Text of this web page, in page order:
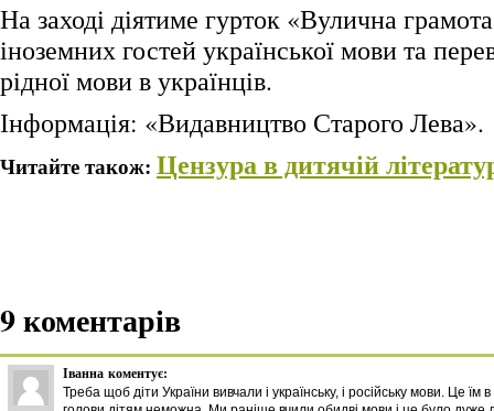
На заході діятиме гурток «Вулична
іноземних гостей української мови та
рідної мови в українців.
Інформація: «Видавництво Старого Лева».
Читайте також: Цензура в дитячій
9 коментарів
Іванна коментує:
Треба щоб діти України вивчали і українську, і російську мови. Це їм